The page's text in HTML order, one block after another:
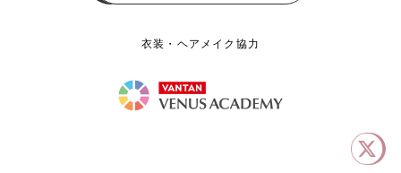
衣装・ヘアメイク協力